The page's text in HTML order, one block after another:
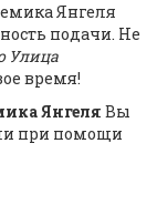
Янгеля
подачи. Не
Улица
время!
Янгеля Вы
при помощи